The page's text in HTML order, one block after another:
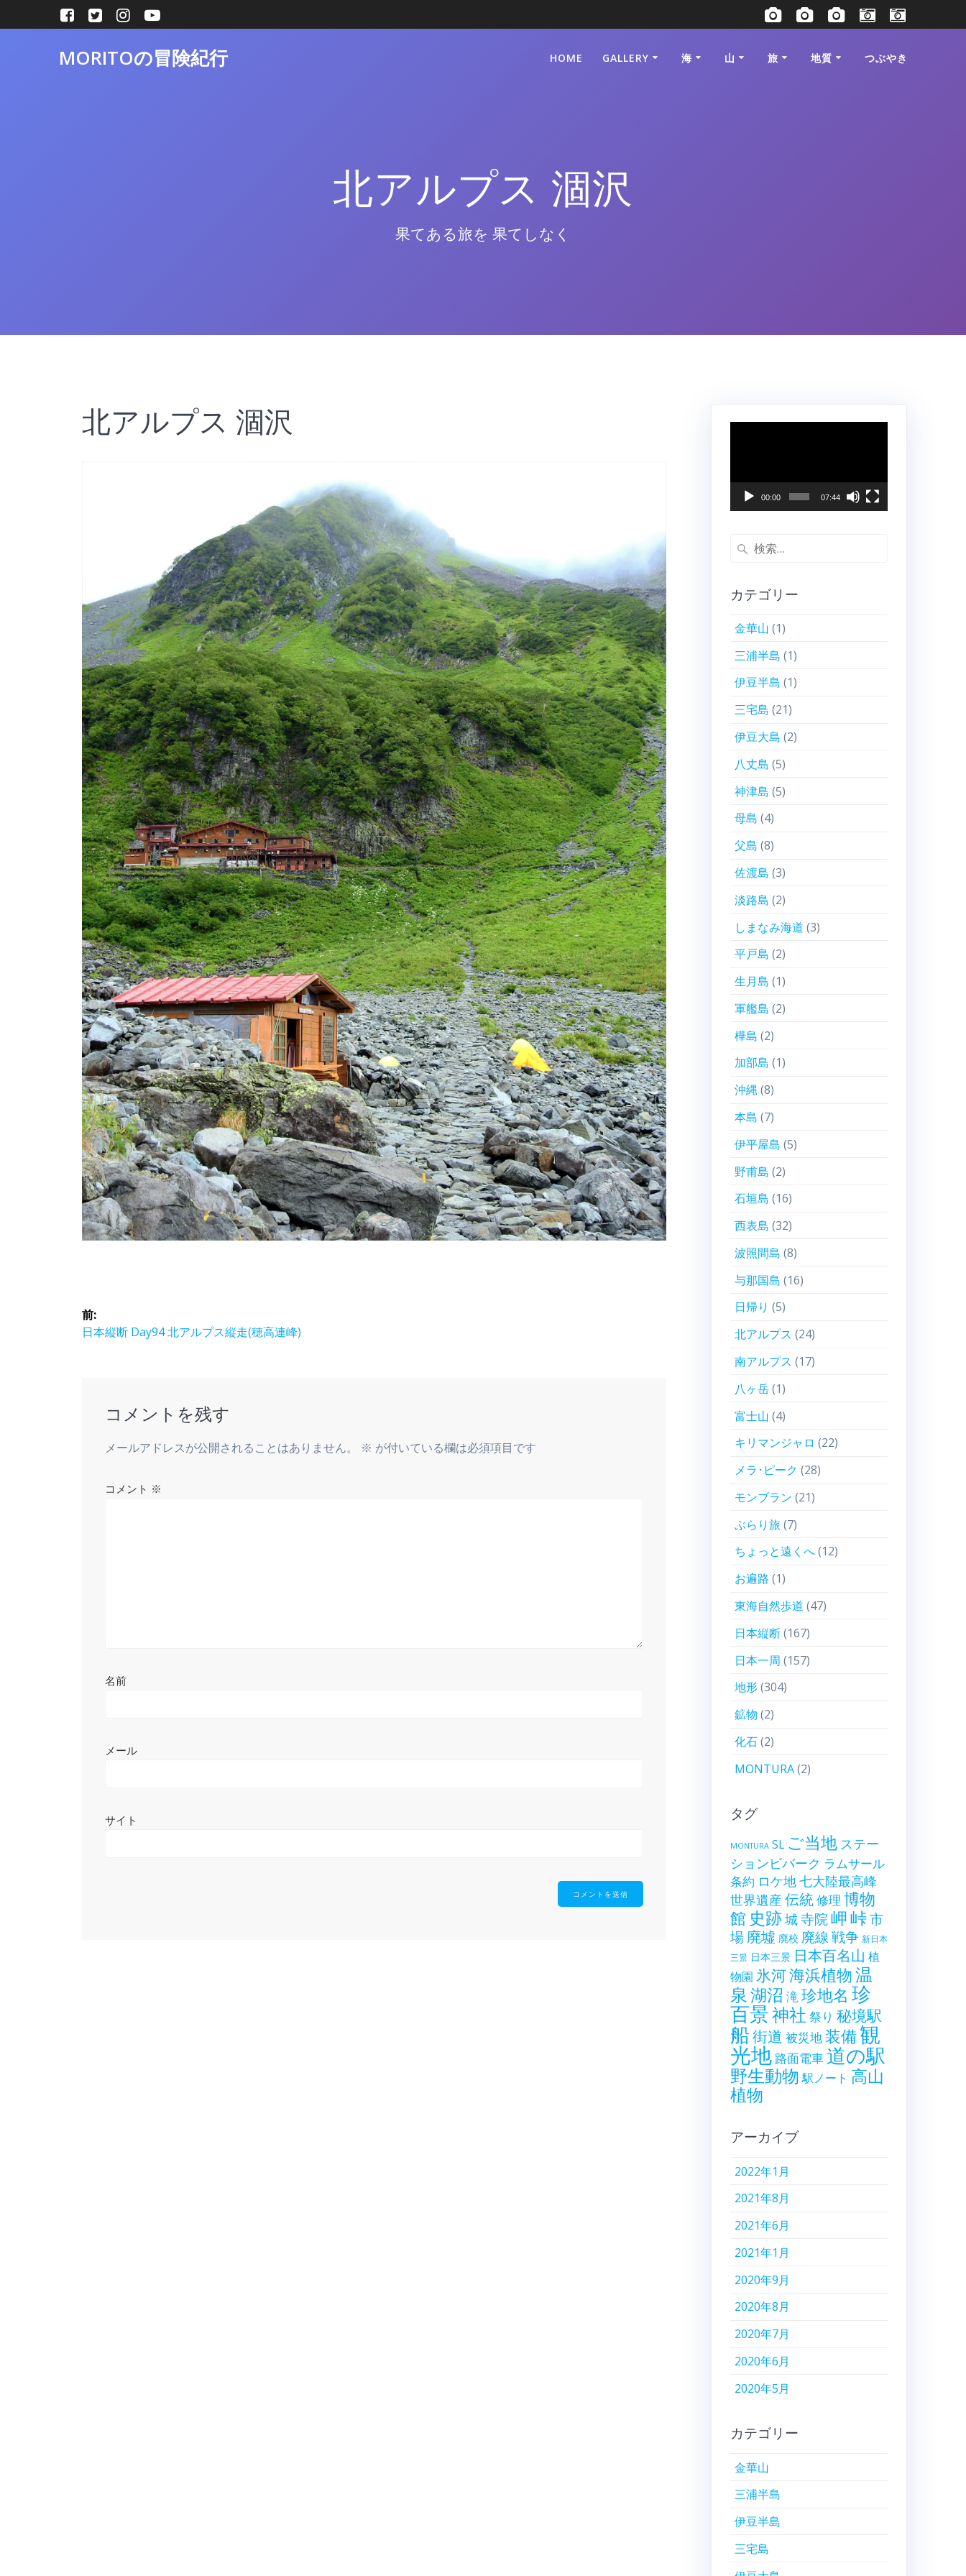
ン
MORITOの冒険紀行 HOME GALLERY 海 山 旅 地質 つぶやき
北アルプス 涸沢
果てある旅を 果てしなく
北アルプス 涸沢
投
稿
前:
前
日本縦断 Day94 北アルプス縦走(穂高連峰)
コメントを残す
メールアドレスが公開されることはありません。 ※ が付いている欄は必須項目です
コメント ※
名前
メール
サイト
レ
ヤ
00:00 07:44
検
カテゴリー
金華山 (1)
三浦半島 (1)
伊豆半島 (1)
三宅島 (21)
伊豆大島 (2)
八丈島 (5)
神津島 (5)
母島 (4)
父島 (8)
佐渡島 (3)
淡路島 (2)
しまなみ海道 (3)
平戸島 (2)
生月島 (1)
軍艦島 (2)
樺島 (2)
加部島 (1)
沖縄(8)
本島 (7)
伊平屋島 (5)
野甫島 (2)
石垣島 (16)
西表島 (32)
波照間島 (8)
与那国島 (16)
日帰り (5)
北アルプス (24)
南アルプス (17)
八ヶ岳(1)
富士山 (4)
キリマンジャロ (22)
メラ･ピーク (28)
モンブラン (21)
ぶらり旅 (7)
ちょっと遠くへ(12)
お遍路 (1)
東海自然歩道 (47)
日本縦断(167)
日本一周 (157)
地形(304)
鉱物 (2)
化石(2)
MONTURA(2)
タグ
MONTURA SL ご当地 ステー
ションビバーク ラムサール
条約 ロケ地七大陸最高峰
世界遺産 伝統修理 博物
館 史跡城寺院岬峠市
場 廃墟 廃校 廃線戦争 新日本
三景 日本三景 日本百名山 植
物園 氷河海浜植物温
泉湖沼 滝珍地名 珍
百景神社 祭り 秘境駅
船街道 被災地装備観
光地 路面電車道の駅
野生動物 駅ノート 高山
植物
アーカイブ
2022年1月
2021年8月
2021年6月
2021年1月
2020年9月
2020年8月
2020年7月
2020年6月
2020年5月
カテゴリー
金華山
三浦半島
伊豆半島
三宅島